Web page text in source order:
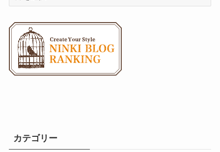
イ
カテゴリー